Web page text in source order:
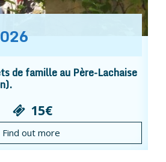
de famille au Père-Lachaise
15€
Find out more